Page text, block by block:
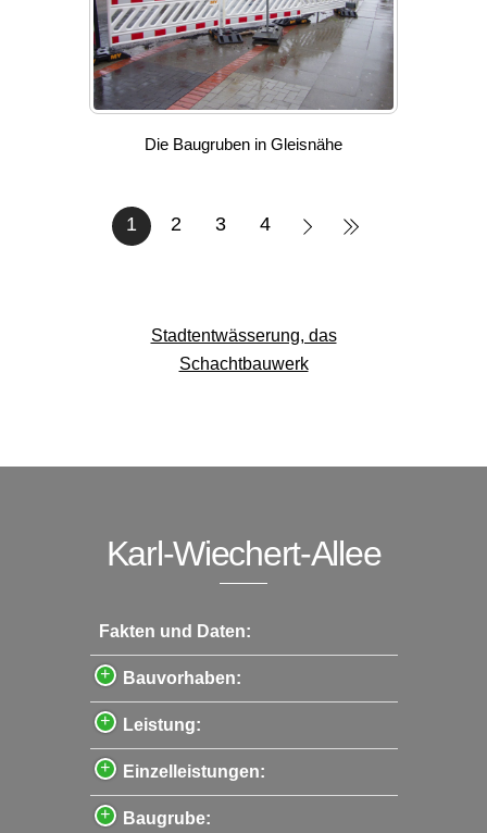
Die Baugruben in Gleisnähe
1 2 3 4
Stadtentwässerung, das
Schachtbauwerk
Karl-Wiechert-Allee
Fakten und Daten:
Bauvorhaben:
Leistung:
Einzelleistungen:
Baugrube: